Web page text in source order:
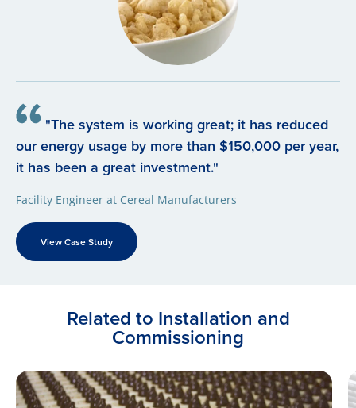
"The system is working great; it has reduced
our energy usage by more than $150,000 per year,
it has been a great investment."
Facility Engineer at Cereal Manufacturers
View Case Study
Related to Installation and
Commissioning